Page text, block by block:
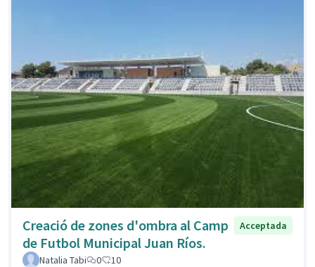
Creació de zones d'ombra al Camp
de Futbol Municipal Juan Ríos.
Acceptada
Natalia Tabi 0 10